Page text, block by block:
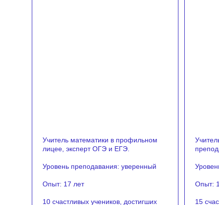
Учитель математики в профильном
лицее, эксперт ОГЭ и ЕГЭ.
Уровень преподавания: уверенный
Опыт: 17 лет
10 счастливых учеников, достигших
Опыт:
15